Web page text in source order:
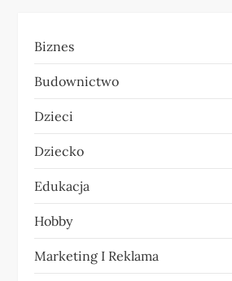
j
a
w
p
i
s
u
Biznes
Budownictwo
Dzieci
Dziecko
Edukacja
Hobby
Marketing I Reklama